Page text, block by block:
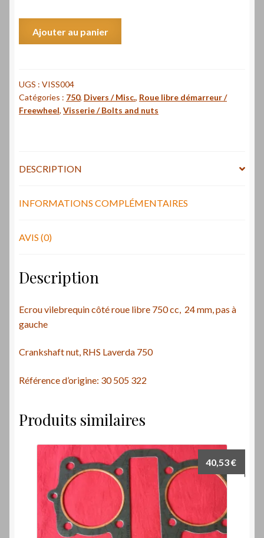
côté
roue
libre
Crankshaft
RHS
Ajouter au panier
UGS : VISS004
Catégories : 750, Divers / Misc., Roue libre démarreur /
Freewheel, Visserie / Bolts and nuts
DESCRIPTION
INFORMATIONS COMPLÉMENTAIRES
AVIS (0)
Description
Ecrou vilebrequin côté roue libre 750 cc, 24 mm, pas à
gauche
Crankshaft nut, RHS Laverda 750
Référence d’origine: 30 505 322
Produits similaires
40,53€